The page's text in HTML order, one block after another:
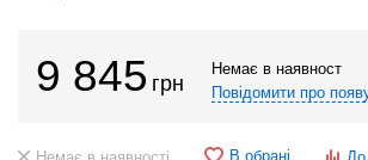
9 845 грн
Немає в наявност
Повідомити про
В обрані